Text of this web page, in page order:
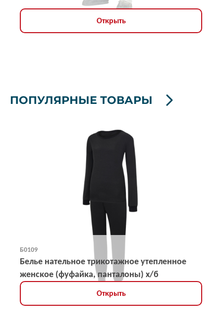
Открыть
ПОПУЛЯРНЫЕ ТОВАРЫ
Б0109
Белье нательное трикотажное утепленное
женское (фуфайка, панталоны) х/б
Открыть